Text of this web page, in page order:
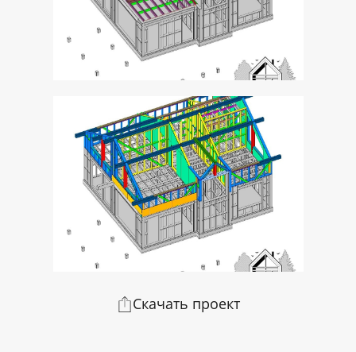
Скачать проект